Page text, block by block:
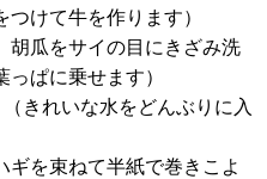
けて牛を作ります）
胡瓜をサイの目にきざみ洗
ぱに乗せます）
きれいな水をどんぶりに入
ギを束ねて半紙で巻きこよ